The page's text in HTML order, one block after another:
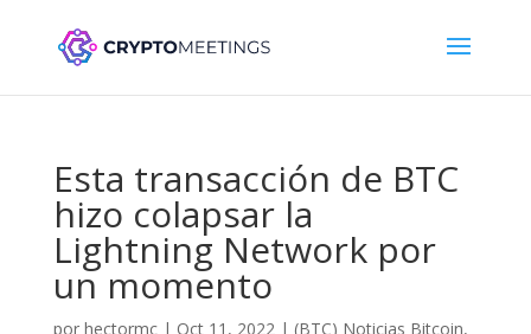
Esta transacción de BTC
hizo colapsar la
Lightning Network por
un momento
por hectormc| Oct 11, 2022| (BTC) Noticias Bitcoin,